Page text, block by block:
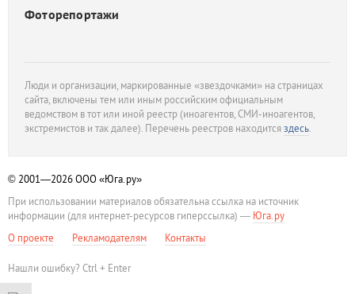
Фоторепортажи
Люди и организации, маркированные «звездочками» на страницах
сайта, включены тем или иным российским официальным
ведомством в тот или иной реестр (иноагентов, СМИ-иноагентов,
экстремистов и так далее). Перечень реестров находитсяздесь.
© 2001—2026ООО «Юга.ру»
При использовании материалов обязательна ссылка на источник
информации (для интернет-ресурсов гиперссылка) — Юга.ру
О проекте
Рекламодателям Контакты
Нашли ошибку? Ctrl + Enter